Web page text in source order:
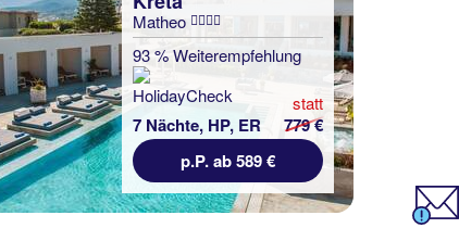
Matheo
93 % Weiterempfehlung
7 Nächte, HP, ER
statt
779 €
p.P. ab 589 €